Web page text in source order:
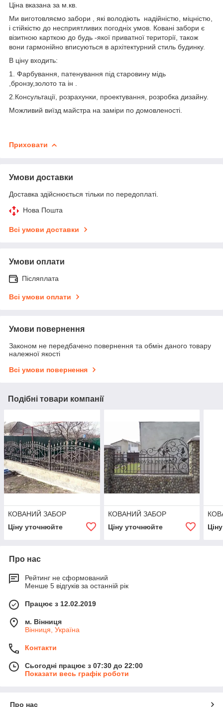
Ціна вказана за м.кв.
Ми виготовляємо забори , які володіють надійністю, міцністю,
і стійкістю до несприятливих погодніх умов. Ковані забори є
візитною карткою до будь -якої приватної території, також
вони гармонійно вписуються в архітектурний стиль будинку.
В ціну входить:
1. Фарбування, патенування під старовину мідь
,бронзу,золото та ін .
2.Консультації, розрахунки, проектування, розробка дизайну.
Можливий виїзд майстра на заміри по домовленості.
Приховати
Умови доставки
Доставка здійснюється тільки по передоплаті.
Нова Пошта
Всі умови доставки
Умови оплати
Післяплата
Всі умови оплати
Умови повернення
Законом не передбачено повернення та обмін даного товару
належної якості
Всі умови повернення
Подібні товари компанії
КОВАНИЙ ЗАБОР
Ціну уточнюйте
КОВАНИЙ ЗАБОР
Ціну уточнюйте
Про нас
Рейтинг не сформований
Менше 5 відгуків за останній рік
Працює з 12.02.2019
м. Вінниця
Вінниця, Україна
Контакти
Сьогодні працює з 07:30 до 22:00
Показати весь графік роботи
Про нас